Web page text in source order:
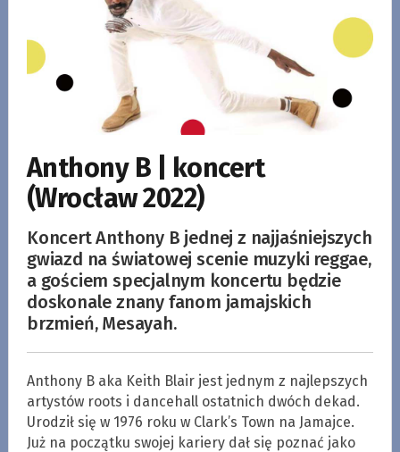
Anthony B | koncert
(Wrocław 2022)
Koncert Anthony B jednej z najjaśniejszych
gwiazd na światowej scenie muzyki reggae,
a gościem specjalnym koncertu będzie
doskonale znany fanom jamajskich
brzmień, Mesayah.
Anthony B aka Keith Blair jest jednym z najlepszych
artystów roots i dancehall ostatnich dwóch dekad.
Urodził się w 1976 roku w Clark’s Town na Jamajce.
Już na początku swojej kariery dał się poznać jako